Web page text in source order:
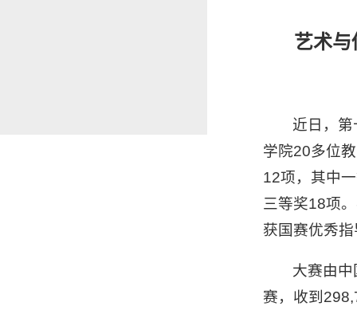
艺术
近日，
学院20多位
12项，其中
三等奖18项
获国赛优秀
大赛由
赛，收到